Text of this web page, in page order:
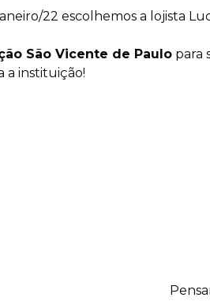
22 escolhemos a lojista
São Vicente de Paulo para
a instituição!
Pensa